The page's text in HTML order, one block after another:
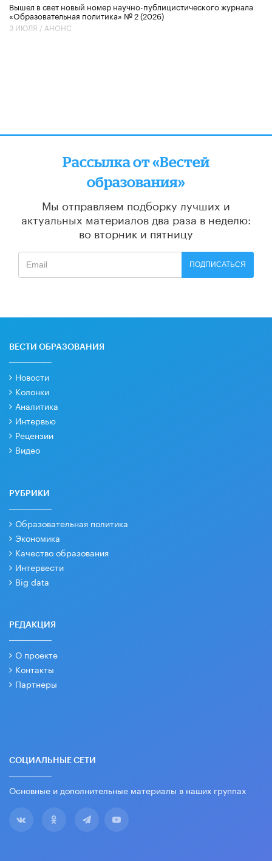
Вышел в свет новый номер научно-публицистического журнала
«Образовательная политика» № 2 (2026)
3 ИЮЛЯ / АНОНС
Рассылка от «Вестей
образования»
Мы отправляем подборку лучших и
актуальных материалов два раза в неделю:
во вторник и пятницу
ПОДПИСАТЬСЯ
ВЕСТИ ОБРАЗОВАНИЯ
Новости
Колонки
Аналитика
Интервью
Рецензии
Видео
РУБРИКИ
Образовательная политика
Экономика
Качество образования
Интервести
Big data
РЕДАКЦИЯ
О проекте
Контакты
Партнеры
СОЦИАЛЬНЫЕ СЕТИ
Основные и дополнительные материалы в наших группах